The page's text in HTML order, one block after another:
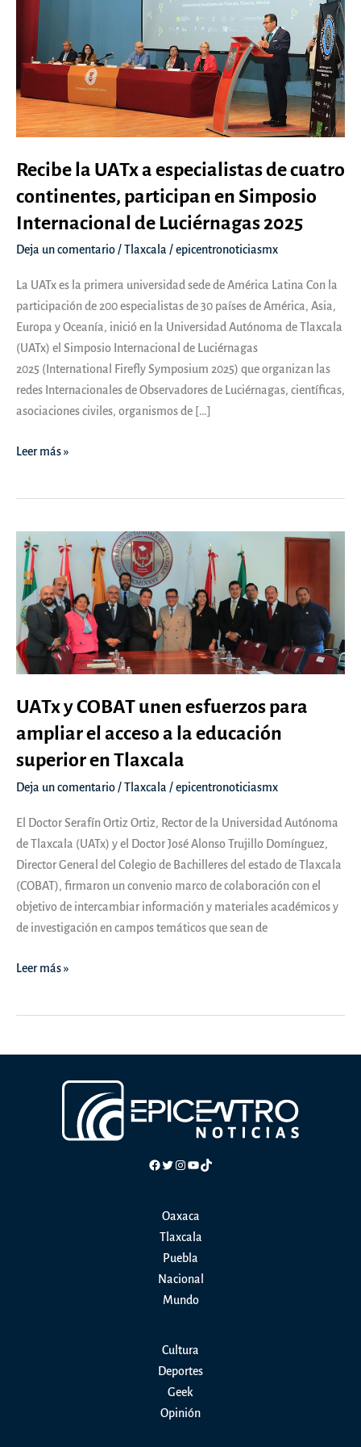
Recibe la UATx a especialistas de cuatro
continentes, participan en Simposio
Internacional de Luciérnagas 2025
Deja un comentario/Tlaxcala /epicentronoticiasmx
La UATx es la primera universidad sede de América Latina Con la
participación de 200 especialistas de 30 países de América, Asia,
Europa y Oceanía, inició en la Universidad Autónoma de Tlaxcala
(UATx) el Simposio Internacional de Luciérnagas
2025 (International Firefly Symposium 2025) que organizan las
redes Internacionales de Observadores de Luciérnagas, científicas,
asociaciones civiles, organismos de […]
Recibe
especialistas
de
cuatro
continentes,
participan
en
Simposio
de
Luciérnagas
Leer más »
UATx y COBAT unen esfuerzos para
ampliar el acceso a la educación
superior en Tlaxcala
Deja un comentario/Tlaxcala /epicentronoticiasmx
El Doctor Serafín Ortiz Ortiz, Rector de la Universidad Autónoma
de Tlaxcala (UATx) y el Doctor José Alonso Trujillo Domínguez,
Director General del Colegio de Bachilleres del estado de Tlaxcala
(COBAT), firmaron un convenio marco de colaboración con el
objetivo de intercambiar información y materiales académicos y
de investigación en campos temáticos que sean de
UATx
Leer más »
Facebook
Twitter
Instagram
YouTube
TikTok
Oaxaca
Tlaxcala
Puebla
Nacional
Mundo
Cultura
Deportes
Geek
Opinión